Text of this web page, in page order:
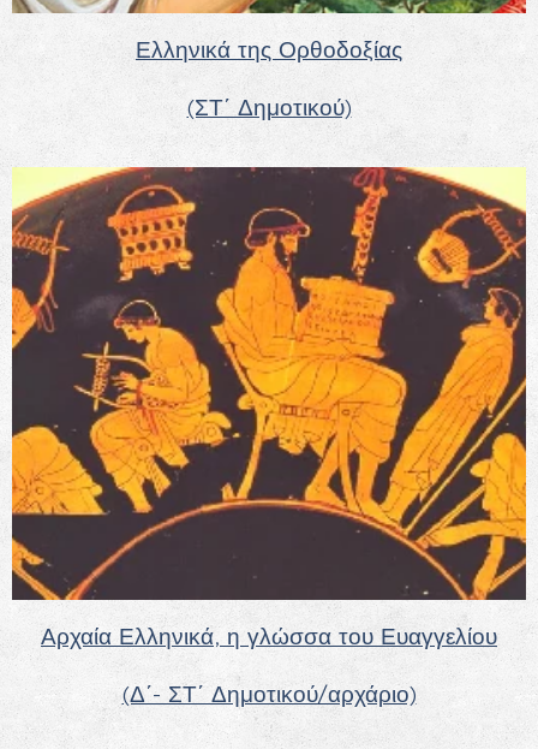
Ελληνικά της Ορθοδοξίας
(ΣΤ΄ Δημοτικού)
Αρχαία Ελληνικά, η γλώσσα του Ευαγγελίου
(Δ΄- ΣΤ΄ Δημοτικού/αρχάριο)